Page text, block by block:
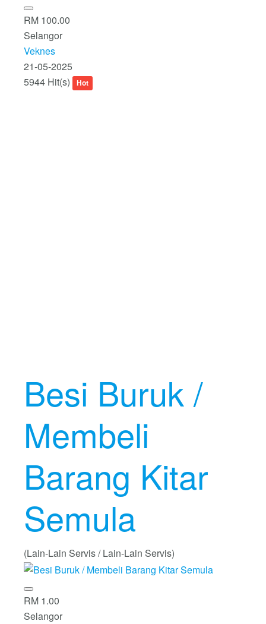
RM 100.00
Selangor
Veknes
21-05-2025
5944 Hit(s)
Hot
Besi Buruk /
Membeli
Barang Kitar
Semula
(Lain-Lain Servis / Lain-Lain Servis)
RM 1.00
Selangor